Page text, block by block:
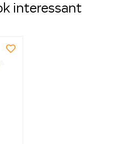
interessant